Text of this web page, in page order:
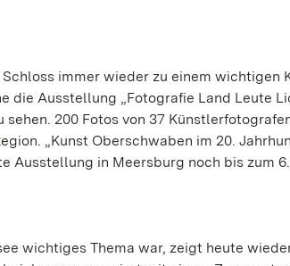
immer wieder zu einem wichtigen
Ausstellung „Fotografie Land Leute
200 Fotos von 37
„Kunst Oberschwaben im 20.
Ausstellung in Meersburg noch bis zum
wichtiges Thema war, zeigt heute